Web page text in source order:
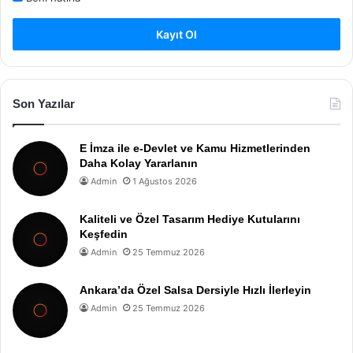
Kayıt Ol
Son Yazılar
E İmza ile e-Devlet ve Kamu Hizmetlerinden
Daha Kolay Yararlanın
Admin 1 Ağustos 2026
Kaliteli ve Özel Tasarım Hediye Kutularını
Keşfedin
Admin 25 Temmuz 2026
Ankara’da Özel Salsa Dersiyle Hızlı İlerleyin
Admin 25 Temmuz 2026